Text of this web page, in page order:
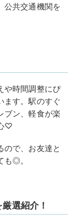
公共交通機関を
や時間調整にぴ
ます。駅のすぐ
ブン、軽食が楽
♡
ので、お友達と
も◎。
選紹介！